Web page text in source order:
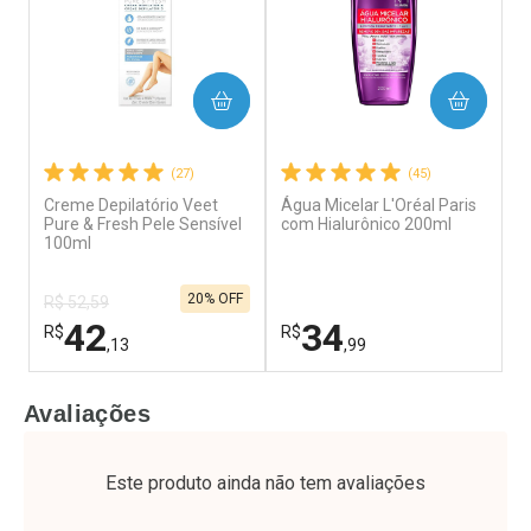
Ativar Desconto
Por R$ 15,19/cada
Comprar sem Desconto
Ativar Desconto
(27)
Creme Depilatório Veet
Pure & Fresh Pele Sensível
100ml
R$ 52,59
R$42,13
20% OFF
COMPRAR
Laboratório
Por Menos
(45)
Água Micelar L'Oréal Paris
com Hialurônico 200ml
R$34,99
COMPRAR
Laboratório
Por Menos
Avaliações
Este produto ainda não tem avaliações